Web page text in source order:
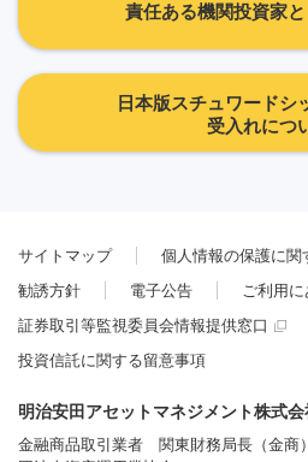
責任ある機関投資家
日本版スチュワードシ
受入れにつ
サイトマップ
個人情報の保護に関
勧誘方針
電子公告 ご利用
証券取引等監視委員会情報提供窓口
投資信託に関する留意事項
明治安田アセットマネジメント株式会
金融商品取引業者 関東財務局長（金商